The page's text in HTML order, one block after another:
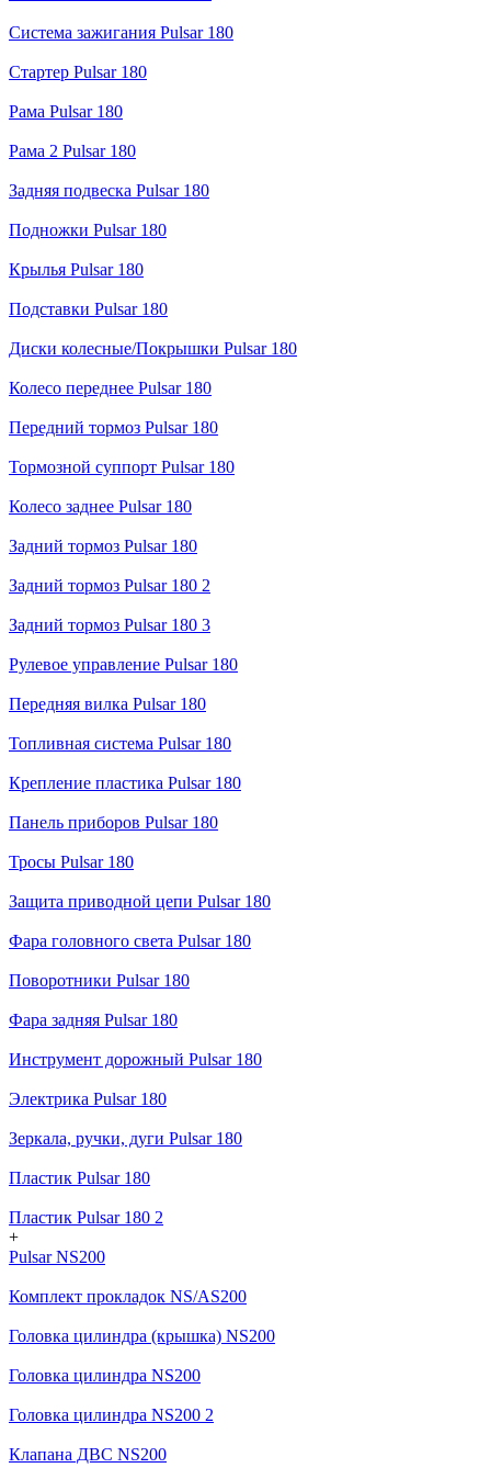
Система зажигания Pulsar 180
Стартер Pulsar 180
Рама Pulsar 180
Рама 2 Pulsar 180
Задняя подвеска Pulsar 180
Подножки Pulsar 180
Крылья Pulsar 180
Подставки Pulsar 180
Диски колесные/Покрышки Pulsar 180
Колесо переднее Pulsar 180
Передний тормоз Pulsar 180
Тормозной суппорт Pulsar 180
Колесо заднее Pulsar 180
Задний тормоз Pulsar 180
Задний тормоз Pulsar 180 2
Задний тормоз Pulsar 180 3
Рулевое управление Pulsar 180
Передняя вилка Pulsar 180
Топливная система Pulsar 180
Крепление пластика Pulsar 180
Панель приборов Pulsar 180
Тросы Pulsar 180
Защита приводной цепи Pulsar 180
Фара головного света Pulsar 180
Поворотники Pulsar 180
Фара задняя Pulsar 180
Инструмент дорожный Pulsar 180
Электрика Pulsar 180
Зеркала, ручки, дуги Pulsar 180
Пластик Pulsar 180
Пластик Pulsar 180 2
+
Pulsar NS200
Комплект прокладок NS/AS200
Головка цилиндра (крышка) NS200
Головка цилиндра NS200
Головка цилиндра NS200 2
Клапана ДВС NS200